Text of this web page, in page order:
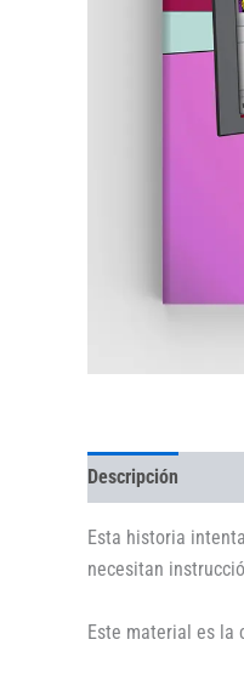
Descripción
Esta historia
necesitan
Este material es la